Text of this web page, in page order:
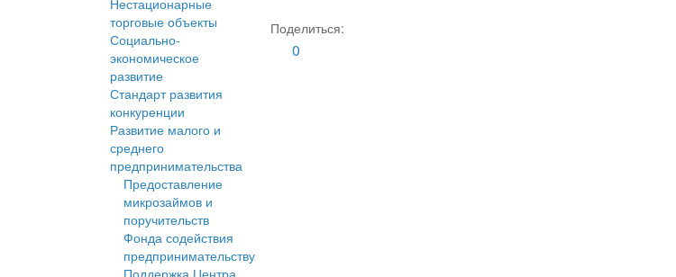
Нестационарные
торговые объекты
Социально-
экономическое
развитие
Стандарт развития
конкуренции
Развитие малого и
среднего
предпринимательства
Предоставление
микрозаймов и
поручительств
Фонда содействия
предпринимательству
Поделиться:
0